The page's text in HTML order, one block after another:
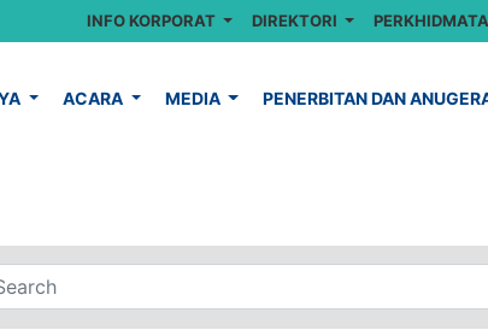
INFO KORPORAT DIREKTORI
ACARA MEDIA PENERBITAN DAN